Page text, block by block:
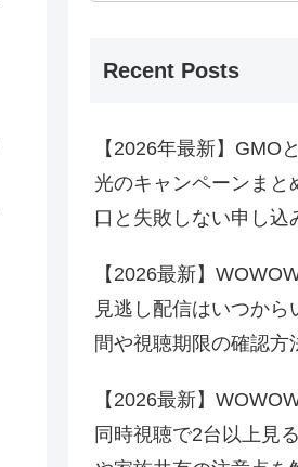
Recent Posts
【2026年最新】GMO
光のキャンペーンまと
口と失敗しない申し込
【2026最新】
見逃し配信はいつから
間や視聴期限の確認方
【2026最新】
同時視聴で2台以上見